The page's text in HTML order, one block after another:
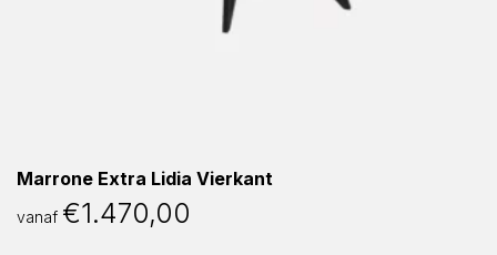
Marrone Extra Lidia Vierkant
vanaf €1.470,00